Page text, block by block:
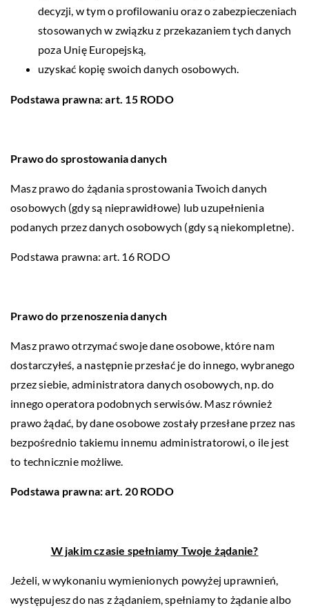
decyzji, w tym o profilowaniu oraz o zabezpieczeniach
stosowanych w związku z przekazaniem tych danych
poza Unię Europejską,
uzyskać kopię swoich danych osobowych.
Podstawa prawna: art. 15 RODO
Prawo do sprostowania danych
Masz prawo do żądania sprostowania Twoich danych
osobowych (gdy są nieprawidłowe) lub uzupełnienia
podanych przez danych osobowych (gdy są niekompletne).
Podstawa prawna: art. 16 RODO
Prawo do przenoszenia danych
Masz prawo otrzymać swoje dane osobowe, które nam
dostarczyłeś, a następnie przesłać je do innego, wybranego
przez siebie, administratora danych osobowych, np. do
innego operatora podobnych serwisów. Masz również
prawo żądać, by dane osobowe zostały przesłane przez nas
bezpośrednio takiemu innemu administratorowi, o ile jest
to technicznie możliwe.
Podstawa prawna: art. 20 RODO
W jakim czasie spełniamy Twoje żądanie?
Jeżeli, w wykonaniu wymienionych powyżej uprawnień,
występujesz do nas z żądaniem, spełniamy to żądanie albo